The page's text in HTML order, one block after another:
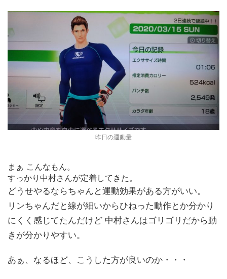
昨日の運動量
まぁ こんなもん。
すっかり中村さんが定着してきた。
どうせやるならちゃんと運動効果がある方がいい。
リンちゃんだと線が細いからひねった動作とか分かり
にくく感じてたんだけど 中村さんはゴリゴリだから動
きが分かりやすい。
あぁ、なるほど、こうした方が良いのか・・・